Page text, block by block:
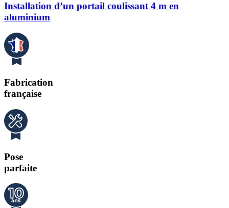
Installation d’un portail coulissant 4 m en
aluminium
Fabrication
française
Pose
parfaite